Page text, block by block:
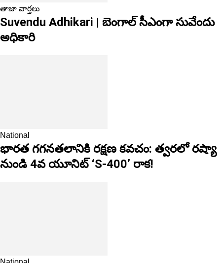
తాజా వార్తలు
Suvendu Adhikari | బెంగాల్ సీఎంగా సువేందు
అధికారి
National
భారత గగనతలానికి రక్షణ కవచం: త్వరలో రష్యా
నుండి 4వ యూనిట్ ‘S-400’ రాక!